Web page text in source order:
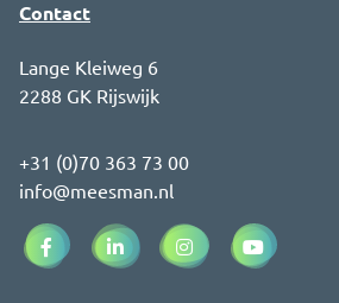
Contact
Lange Kleiweg 6
2288 GK Rijswijk
+31 (0)70 363 73 00
info@meesman.nl
Facebook (opent in een nieuw
LinkedIn (opent in een
Instagram